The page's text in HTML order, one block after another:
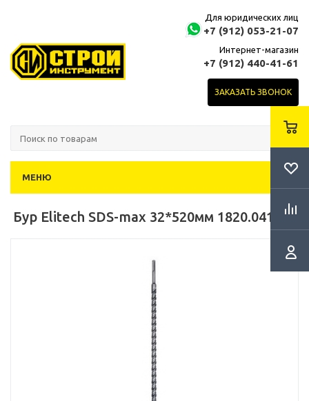
Для юридических лиц
+7 (912) 053-21-07
Интернет-магазин
+7 (912) 440-41-61
ЗАКАЗАТЬ ЗВОНОК
МЕНЮ
Бур Elitech SDS-max 32*520мм 1820.041100